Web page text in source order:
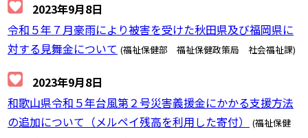
2023年9月8日
令和５年７月豪雨により被害を受けた秋田県及び福岡県に
対する見舞金について (福祉保健部 福祉保健政策局 社会福祉課)
2023年9月8日
和歌山県令和５年台風第２号災害義援金にかかる支援方法
の追加について（メルペイ残高を利用した寄付）
(福祉保健